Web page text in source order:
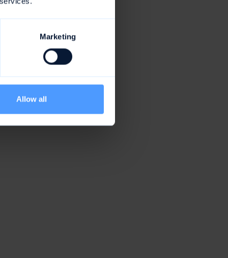
Marketing
Allow all